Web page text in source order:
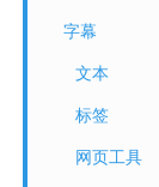
字幕
文本
标签
网页工具